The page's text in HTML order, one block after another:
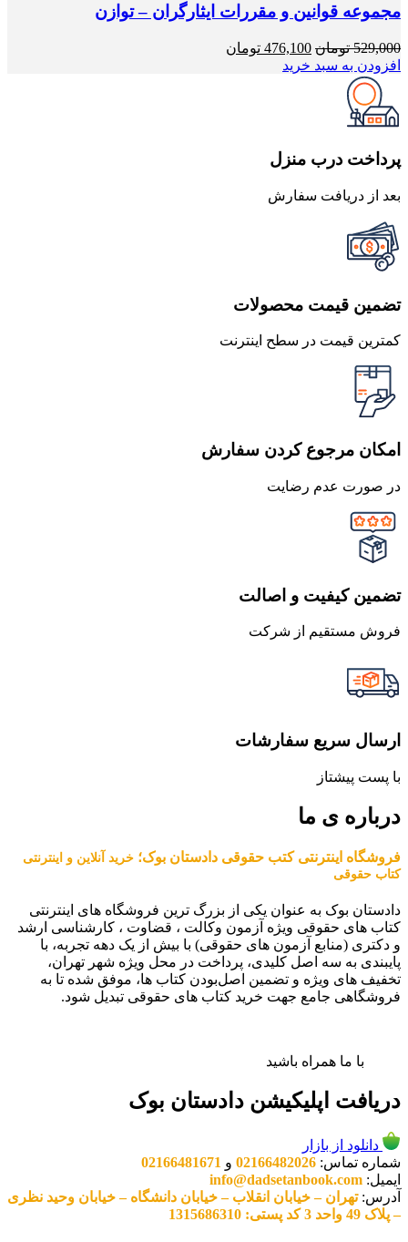
مجموعه قوانین و مقررات ایثارگران – توازن
529,000 تومان قیمت
اصلی
476,100 تومان
افزودن به سبد خرید
پرداخت درب منزل
بعد از دریافت سفارش
تضمین قیمت محصولات
کمترین قیمت در سطح اینترنت
امکان مرجوع کردن سفارش
در صورت عدم رضایت
تضمین کیفیت و اصالت
فروش مستقیم از شرکت
ارسال سریع سفارشات
با پست پیشتاز
درباره ی ما
فروشگاه اینترنتی کتب حقوقی دادستان بوک؛ خرید آنلاین و اینترنتی
کتاب حقوقی
دادستان بوک به عنوان یکی از بزرگ ترین فروشگاه های اینترنتی
کتاب های حقوقی ویژه آزمون وکالت ، قضاوت ، کارشناسی ارشد
و دکتری (منابع آزمون های حقوقی) با بیش از یک دهه تجربه، با
پایبندی به سه اصل کلیدی، پرداخت در محل ویژه شهر تهران،
تخفیف های ویژه و تضمین اصل‌بودن کتاب ها، موفق شده تا به
فروشگاهی جامع جهت خرید کتاب های حقوقی تبدیل شود.
با ما همراه باشید
دریافت اپلیکیشن دادستان بوک
دانلود از بازار
شماره تماس: 02166482026 و 02166481671
ایمیل: info@dadsetanbook.com
آدرس:تهران – خیابان انقلاب – خیابان دانشگاه – خیابان وحید نظری
– پلاک 49 واحد 3 کد پستی: 1315686310